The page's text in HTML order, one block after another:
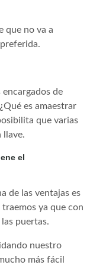
que no va a
de
es amaestrar
que varias
llave.
el
de las ventajas es
ya que con
puertas.
nuestro
más fácil